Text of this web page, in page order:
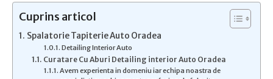
Cuprins articol
Spalatorie Tapiterie Auto Oradea
Detailing Interior Auto
Curatare Cu Aburi Detailing interior Auto Oradea
Avem experienta in domeniu iar echipa noastra de